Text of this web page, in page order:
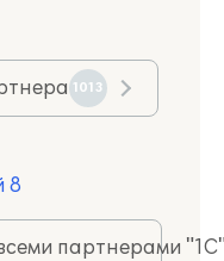
1013
8
партнерами